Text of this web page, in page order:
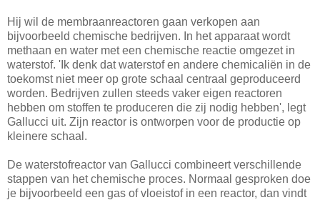
Hij wil de membraanreactoren gaan verkopen aan
bijvoorbeeld chemische bedrijven. In het apparaat wordt
methaan en water met een chemische reactie omgezet in
waterstof. 'Ik denk dat waterstof en andere chemicaliën in de
toekomst niet meer op grote schaal centraal geproduceerd
worden. Bedrijven zullen steeds vaker eigen reactoren
hebben om stoffen te produceren die zij nodig hebben', legt
Gallucci uit. Zijn reactor is ontworpen voor de productie op
kleinere schaal.
De waterstofreactor van Gallucci combineert verschillende
stappen van het chemische proces. Normaal gesproken doe
je bijvoorbeeld een gas of vloeistof in een reactor, dan vindt